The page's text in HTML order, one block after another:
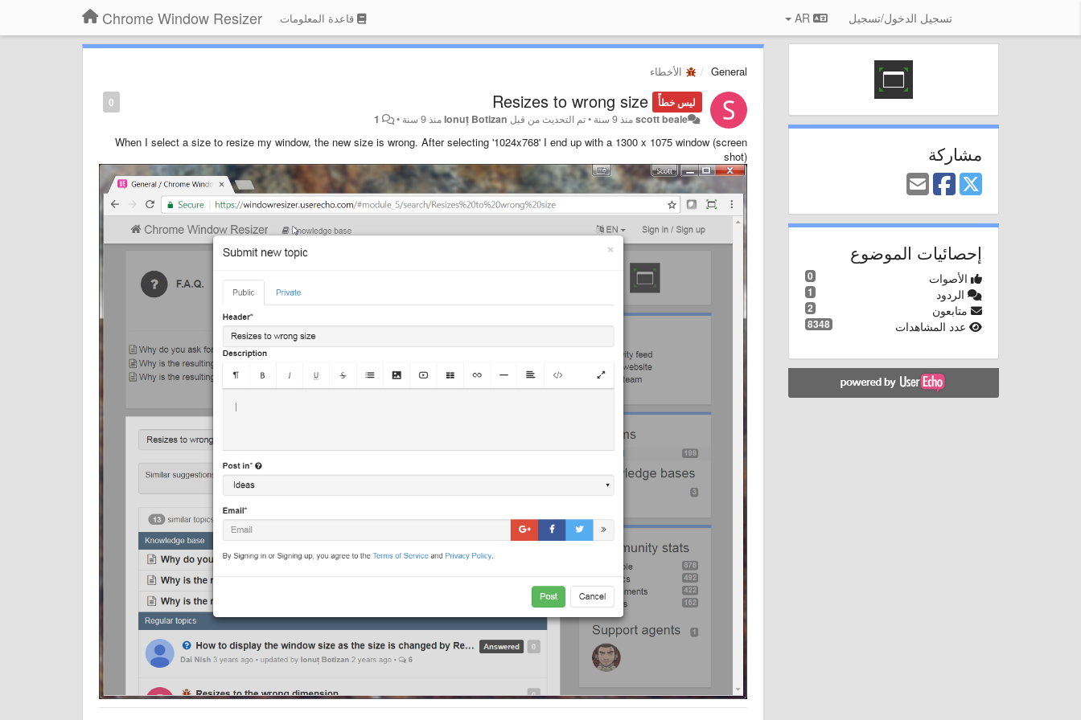
Chrome Window Resizer قاعدة المعلومات تسجيل الدخول/تسجيل
General الأخطاء
0 ليس خطأً Resizes to wrong size
scott bealeمنذ 9 سنة •تم التحديث من قبل Ionuț Botizanمنذ 9 سنة •
1
When I select a size to resize my window, the new size is wrong. After selecting '1024x768' I end up with a 1300 x 1075 window (screen
shot)
مشاركة
إحصائيات الموضوع
0 الأصوات
1 الردود
2 متابعون
8348 عدد المشاهدات